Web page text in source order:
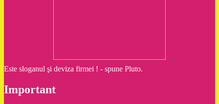
Este sloganul şi deviza firmei ! - spune Pluto.
Important